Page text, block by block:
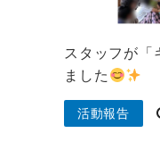
スタッフが「
ました
活動報告